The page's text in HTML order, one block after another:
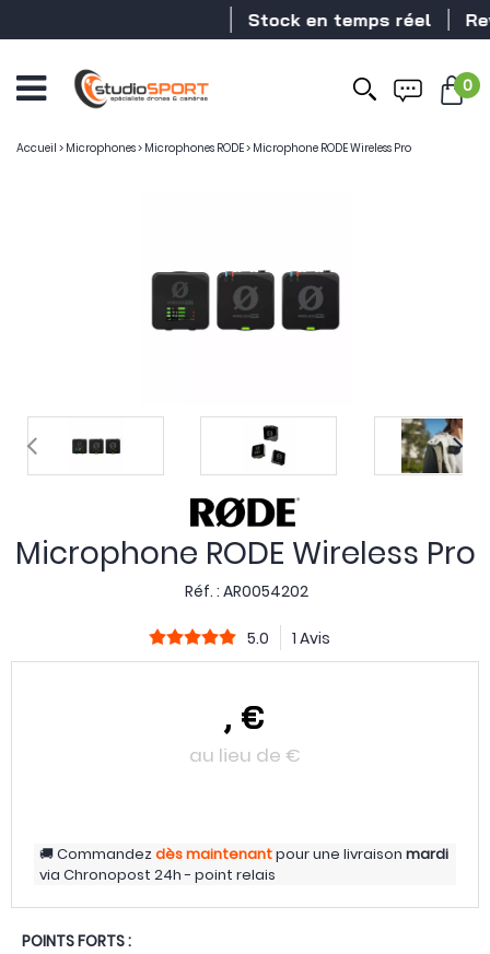
Stock en temps réel
0
Accueil > Microphones> Microphones RODE> Microphone RODE Wireless Pro
Microphone RODE Wireless Pro
Réf. : AR0054202
5.0 1 Avis
, €
au lieu de €
Commandezdès maintenantpour une livraison mardi
via Chronopost 24h - point relais
POINTS FORTS :